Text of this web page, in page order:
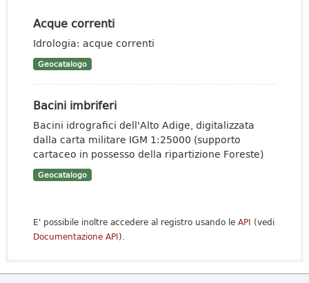
Acque correnti
Idrologia: acque correnti
Geocatalogo
Bacini imbriferi
Bacini idrografici dell'Alto Adige, digitalizzata
dalla carta militare IGM 1:25000 (supporto
cartaceo in possesso della ripartizione Foreste)
Geocatalogo
E' possibile inoltre accedere al registro usando le API (vedi
Documentazione API).